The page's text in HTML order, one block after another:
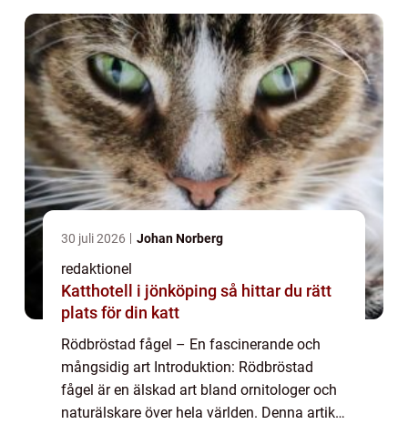
30 juli 2026 Johan Norberg
redaktionel
Katthotell i jönköping så hittar du rätt
plats för din katt
Rödbröstad fågel – En fascinerande och
mångsidig art Introduktion: Rödbröstad
fågel är en älskad art bland ornitologer och
naturälskare över hela världen. Denna artikel